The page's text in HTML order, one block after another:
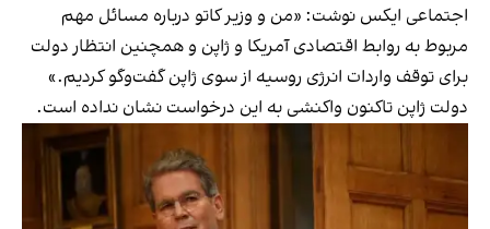
اجتماعی ایکس نوشت: «من و وزیر کاتو درباره مسائل مهم
مربوط به روابط اقتصادی آمریکا و ژاپن و همچنین انتظار دولت
برای توقف واردات انرژی روسیه از سوی ژاپن گفت‌وگو کردیم.»
دولت ژاپن تاکنون واکنشی به این درخواست نشان نداده است.